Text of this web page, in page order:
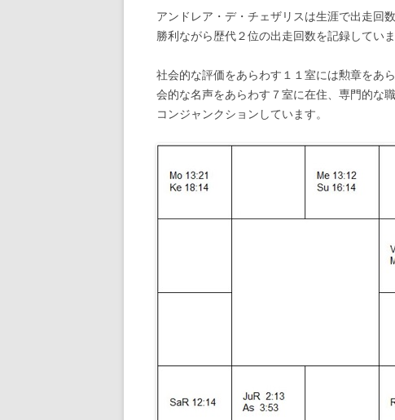
アンドレア・デ・チェザリスは生涯で出走回
勝利ながら歴代２位の出走回数を記録していま
社会的な評価をあらわす１１室には勲章をあ
会的な名声をあらわす７室に在住、専門的な
コンジャンクションしています。